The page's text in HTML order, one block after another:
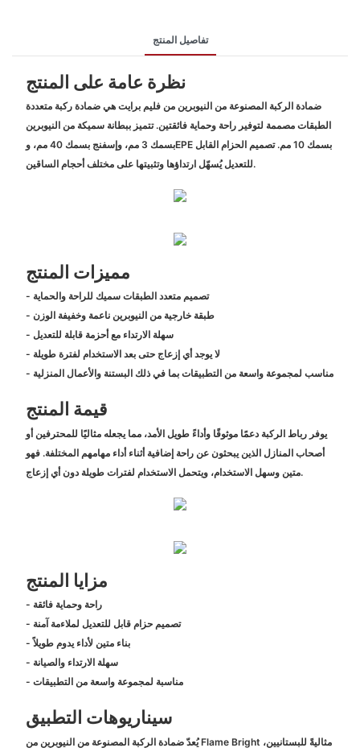
تفاصيل المنتج
نظرة عامة على المنتج
ضمادة الركبة المصنوعة من النيوبرين من فليم برايت هي ضمادة ركبة متعددة
الطبقات مصممة لتوفير راحة وحماية فائقتين. تتميز ببطانة سميكة من النيوبرين
بسمك 3 مم، وإسفنج بسمك 40 مم، وEPE بسمك 10 مم. تصميم الحزام القابل
للتعديل يُسهّل ارتداؤها وتثبيتها على مختلف أحجام الساقين.
مميزات المنتج
- تصميم متعدد الطبقات سميك للراحة والحماية
- طبقة خارجية من النيوبرين ناعمة وخفيفة الوزن
- سهلة الارتداء مع أحزمة قابلة للتعديل
- لا يوجد أي إزعاج حتى بعد الاستخدام لفترة طويلة
- مناسب لمجموعة واسعة من التطبيقات بما في ذلك البستنة والأعمال المنزلية
قيمة المنتج
يوفر رباط الركبة دعمًا موثوقًا وأداءً طويل الأمد، مما يجعله مثاليًا للمحترفين أو
أصحاب المنازل الذين يبحثون عن راحة إضافية أثناء أداء مهامهم المختلفة. فهو
متين وسهل الاستخدام، ويتحمل الاستخدام لفترات طويلة دون أي إزعاج.
مزايا المنتج
- راحة وحماية فائقة
- تصميم حزام قابل للتعديل لملاءمة آمنة
- بناء متين لأداء يدوم طويلاً
- سهلة الارتداء والصيانة
- مناسبة لمجموعة واسعة من التطبيقات
سيناريوهات التطبيق
يُعدّ ضمادة الركبة المصنوعة من النيوبرين من Flame Bright مثاليةً للبستانيين،